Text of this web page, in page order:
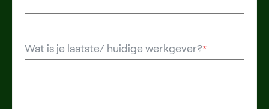
Wat is je laatste/ huidige werkgever?*